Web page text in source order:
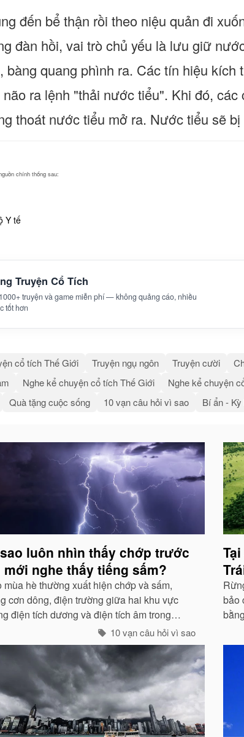
đến bể thận rồi theo niệu quản đi
đàn hồi, vai trò chủ yếu là lưu giữ
bàng quang phình ra. Các tín hiệu kích
ra lệnh "thải nước tiểu". Khi đó, các
thoát nước tiểu mở ra. Nước tiểu sẽ
chính thống sau:
Y tế
Truyện Cổ Tích
truyện và game miễn phí — không quảng cáo, nhiều
tốt hơn
cổ tích Thế Giới Truyện ngụ ngôn Truyện cười
Nghe kể chuyện cổ tích Thế Giới Nghe kể chuyện
Quà tặng cuộc sống 10 vạn câu hỏi vì sao Bí ẩn - Kỳ
luôn nhìn thấy chớp trước
mới nghe thấy tiếng sấm?
mùa hè thường xuất hiện chớp và sấm,
cơn dông, điện trường giữa hai khu vực
điện tích dương và điện tích âm trong
đám mây lớn đến một mức độ nhất định,
điện tích trong quá trình phát triển sẽ
ra tia lửa...
10 vạn câu hỏi vì sao
bảo
gây